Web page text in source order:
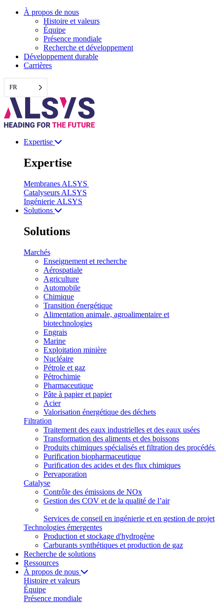
Aller
À propos de nous
Histoire et valeurs
Équipe
Présence mondiale
Recherche et développement
Développement durable
Carrières
FR
Expertise
Expertise
Membranes ALSYS
Catalyseurs ALSYS
Ingénierie ALSYS
Solutions
Solutions
Marchés
Enseignement et recherche
Aérospatiale
Agriculture
Automobile
Chimique
Transition énergétique
Alimentation animale, agroalimentaire et
biotechnologies
Engrais
Marine
Exploitation minière
Nucléaire
Pétrole et gaz
Pétrochimie
Pharmaceutique
Pâte à papier et papier
Acier
Valorisation énergétique des déchets
Filtration
Traitement des eaux industrielles et des eaux usées
Transformation des aliments et des boissons
Produits chimiques spécialisés et filtration des procédés
Purification biopharmaceutique
Purification des acides et des flux chimiques
Pervaporation
Catalyse
Contrôle des émissions de NOx
Gestion des COV et de la qualité de l’air
Services de conseil en ingénierie et en gestion de projet
Technologies émergentes
Production et stockage d'hydrogène
Carburants synthétiques et production de gaz
Recherche de solutions
Ressources
À propos de nous
Histoire et valeurs
Équipe
Présence mondiale